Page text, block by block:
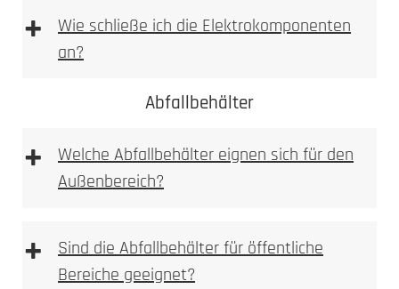
1. Prüfen
+
Wie schließe ich die Elektrokomponenten
an?
Wir empfehlen die Elektroinstallation aber immer
durch einen Elektroinstallateur vornehmen zu
lassen. Bitte beachten Sie bei Wallboxen,
vom Hersteller beigelegte Betriebsanleitung!
Kamera, Sprechstellen oder Wallboxvorbereitung
Abfallbehälter
+
Welche Abfallbehälter eignen sich für den
Außenbereich?
+
Sind die Abfallbehälter für öffentliche
Bereiche geeignet?